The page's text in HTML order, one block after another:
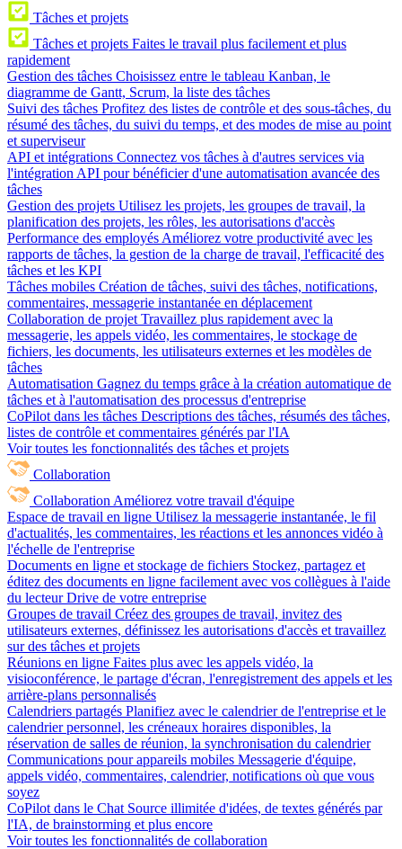
Tâches et projets
Tâches et projets Faites le travail plus facilement et plus
rapidement
Gestion des tâches Choisissez entre le tableau Kanban, le
diagramme de Gantt, Scrum, la liste des tâches
Suivi des tâches Profitez des listes de contrôle et des sous-tâches, du
résumé des tâches, du suivi du temps, et des modes de mise au point
et superviseur
API et intégrations Connectez vos tâches à d'autres services via
l'intégration API pour bénéficier d'une automatisation avancée des
tâches
Gestion des projets Utilisez les projets, les groupes de travail, la
planification des projets, les rôles, les autorisations d'accès
Performance des employés Améliorez votre productivité avec les
rapports de tâches, la gestion de la charge de travail, l'efficacité des
tâches et les KPI
Tâches mobiles Création de tâches, suivi des tâches, notifications,
commentaires, messagerie instantanée en déplacement
Collaboration de projet Travaillez plus rapidement avec la
messagerie, les appels vidéo, les commentaires, le stockage de
fichiers, les documents, les utilisateurs externes et les modèles de
tâches
Automatisation Gagnez du temps grâce à la création automatique de
tâches et à l'automatisation des processus d'entreprise
CoPilot dans les tâches Descriptions des tâches, résumés des tâches,
listes de contrôle et commentaires générés par l'IA
Voir toutes les fonctionnalités des tâches et projets
Collaboration
Collaboration Améliorez votre travail d'équipe
Espace de travail en ligne Utilisez la messagerie instantanée, le fil
d'actualités, les commentaires, les réactions et les annonces vidéo à
l'échelle de l'entreprise
Documents en ligne et stockage de fichiers Stockez, partagez et
éditez des documents en ligne facilement avec vos collègues à l'aide
du lecteur Drive de votre entreprise
Groupes de travail Créez des groupes de travail, invitez des
utilisateurs externes, définissez les autorisations d'accès et travaillez
sur des tâches et projets
Réunions en ligne Faites plus avec les appels vidéo, la
visioconférence, le partage d'écran, l'enregistrement des appels et les
arrière-plans personnalisés
Calendriers partagés Planifiez avec le calendrier de l'entreprise et le
calendrier personnel, les créneaux horaires disponibles, la
réservation de salles de réunion, la synchronisation du calendrier
Communications pour appareils mobiles Messagerie d'équipe,
appels vidéo, commentaires, calendrier, notifications où que vous
soyez
CoPilot dans le Chat Source illimitée d'idées, de textes générés par
l'IA, de brainstorming et plus encore
Voir toutes les fonctionnalités de collaboration